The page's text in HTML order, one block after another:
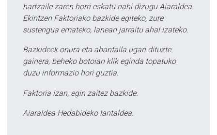
hartzaile zaren horri eskatu nahi dizugu Aiaraldea
Ekintzen Faktoriako bazkide egiteko, zure
sustengua emateko, lanean jarraitu ahal izateko.
Bazkideek onura eta abantaila ugari dituzte
gainera, beheko botoian klik eginda topatuko
duzu informazio hori guztia.
Faktoria izan, egin zaitez bazkide.
Aiaraldea Hedabideko lantaldea.